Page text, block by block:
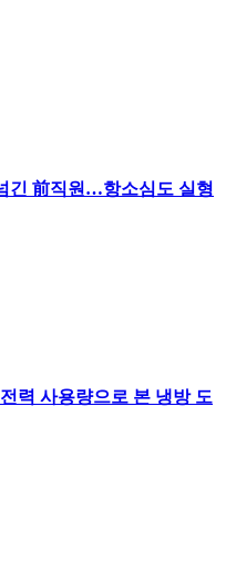
긴 前직원…항소심도 실형
력 사용량으로 본 냉방 도